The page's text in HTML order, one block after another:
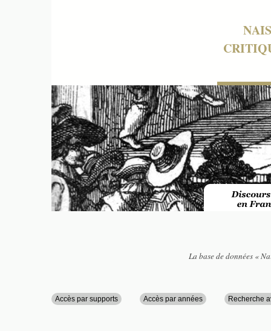
La base de données «
Accès par supports Accès par années Recherche